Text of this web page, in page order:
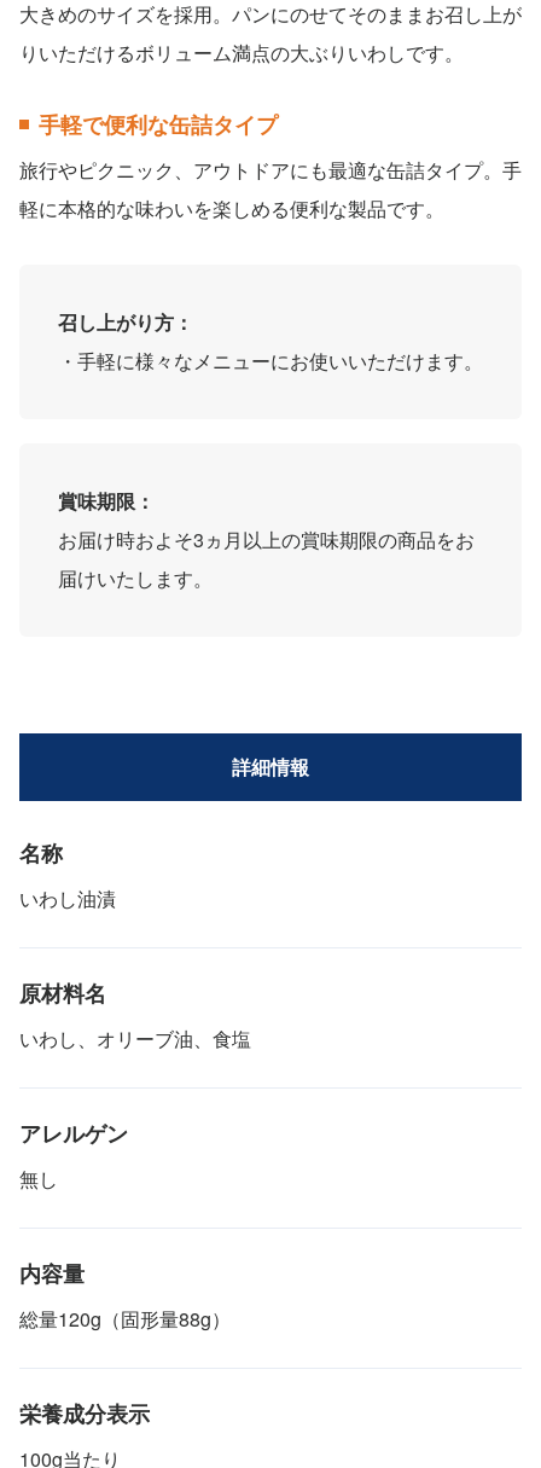
大きめのサイズを採用。パンにのせてそのままお召し上が
りいただけるボリューム満点の大ぶりいわしです。
手軽で便利な缶詰タイプ
旅行やピクニック、アウトドアにも最適な缶詰タイプ。手
軽に本格的な味わいを楽しめる便利な製品です。
召し上がり方：
・手軽に様々なメニューにお使いいただけます。
賞味期限：
お届け時およそ3ヵ月以上の賞味期限の商品をお
届けいたします。
詳細情報
名称
いわし油漬
原材料名
いわし、オリーブ油、食塩
アレルゲン
無し
内容量
総量120g（固形量88g）
栄養成分表示
100g当たり